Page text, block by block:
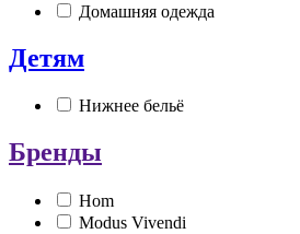
Домашняя одежда
Детям
Нижнее бельё
Бренды
Hom
Modus Vivendi